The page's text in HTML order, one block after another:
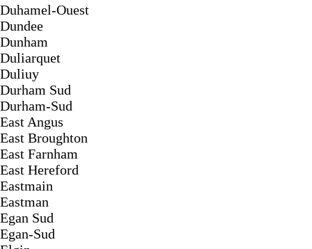
Duhamel-Ouest
Dundee
Dunham
Duliarquet
Duliuy
Durham Sud
Durham-Sud
East Angus
East Broughton
East Farnham
East Hereford
Eastmain
Eastman
Egan Sud
Egan-Sud